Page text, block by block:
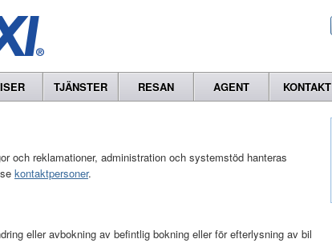
TJÄNSTER RESAN AGENT KONTAKT
och reklamationer, administration och systemstöd hanteras
kontaktpersoner.
eller avbokning av befintlig bokning eller för efterlysning av bil